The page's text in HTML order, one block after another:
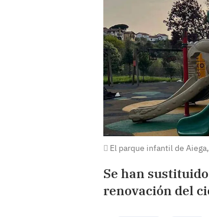
El parque infantil de
Se han
renovación del